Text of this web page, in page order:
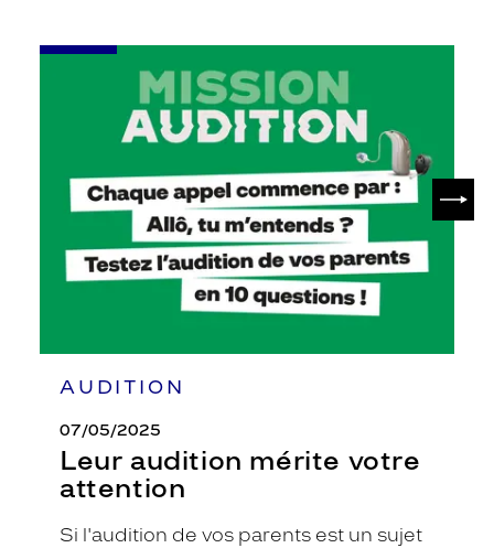
AUDITION
07/05/2025
Leur audition mérite votre
attention
Si l'audition de vos parents est un sujet
-